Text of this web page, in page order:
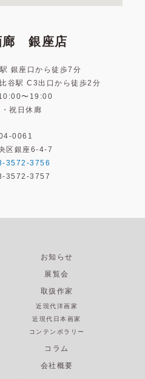
廊 銀座店
銀座口から徒歩7分
谷駅 C3出口から徒歩2分
〜19:00
祝日休廊
0061
区銀座6-4-7
3572-3756
3572-3757
お知らせ
展覧会
取扱作家
近現代洋画家
近現代日本画家
コンテンポラリー
コラム
会社概要